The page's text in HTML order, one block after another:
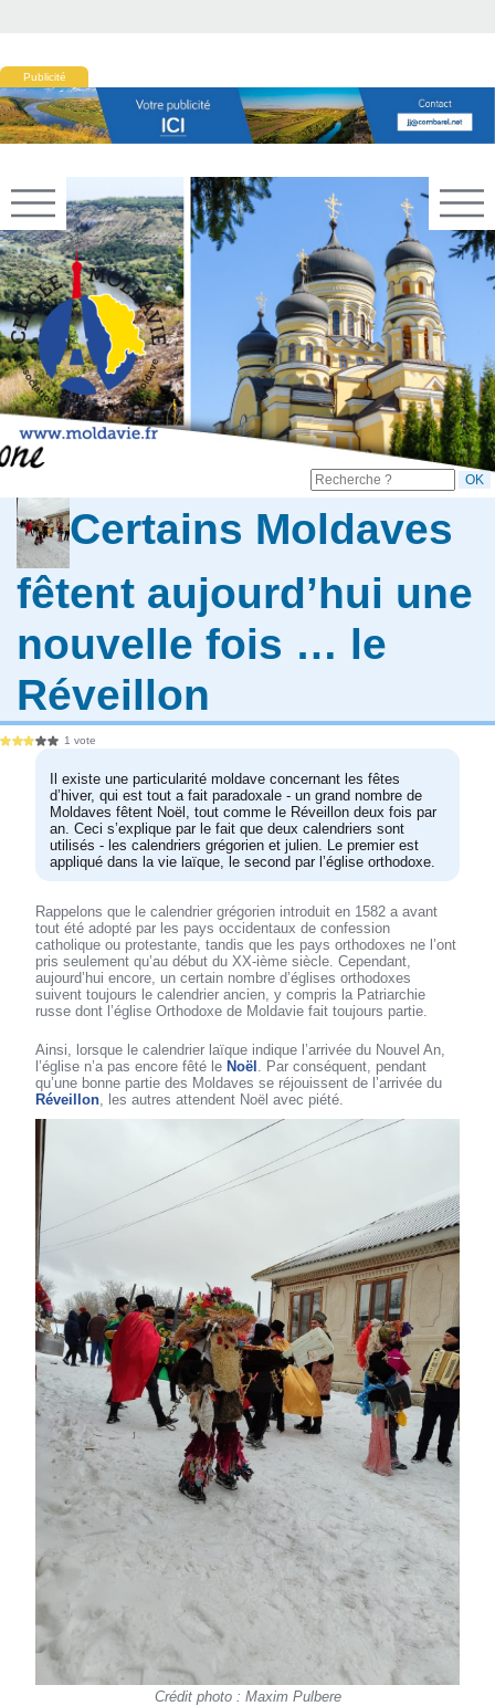
Publicité
Certains Moldaves
fêtent aujourd’hui une
nouvelle fois … le
Réveillon
1 vote
Il existe une particularité moldave concernant les fêtes
d’hiver, qui est tout a fait paradoxale - un grand nombre de
Moldaves fêtent Noël, tout comme le Réveillon deux fois par
an. Ceci s’explique par le fait que deux calendriers sont
utilisés - les calendriers grégorien et julien. Le premier est
appliqué dans la vie laïque, le second par l’église orthodoxe.
Rappelons que le calendrier grégorien introduit en 1582 a avant
tout été adopté par les pays occidentaux de confession
catholique ou protestante, tandis que les pays orthodoxes ne l’ont
pris seulement qu’au début du XX-ième siècle. Cependant,
aujourd’hui encore, un certain nombre d’églises orthodoxes
suivent toujours le calendrier ancien, y compris la Patriarchie
russe dont l’église Orthodoxe de Moldavie fait toujours partie.
Ainsi, lorsque le calendrier laïque indique l’arrivée du Nouvel An,
l’église n’a pas encore fêté le Noël . Par conséquent, pendant
qu’une bonne partie des Moldaves se réjouissent de l’arrivée du
Réveillon, les autres attendent Noël avec piété.
Crédit photo : Maxim Pulbere